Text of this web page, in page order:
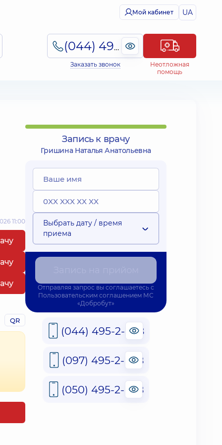
Мой кабинет UA
(044) 495-2-888
Заказать звонок
Неотложная
помощь
11:00
QR
Запись к врачу
Гришина Наталья Анатольевна
Выбрать дату / время
приема
Отправляя запрос вы соглашаетесь с
Пользовательским соглашением МС
«Добробут»
(044) 495-2-888
(097) 495-2-888
(050) 495-2-888